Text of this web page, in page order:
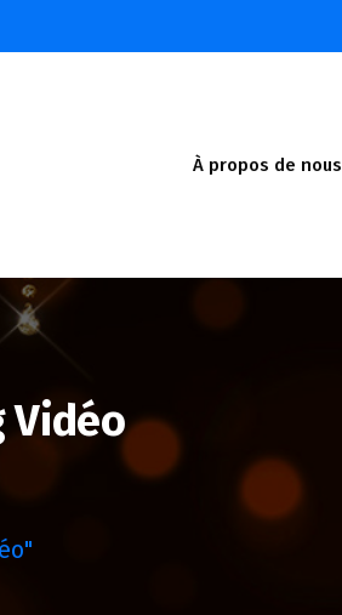
À propos de nous
Vidéo